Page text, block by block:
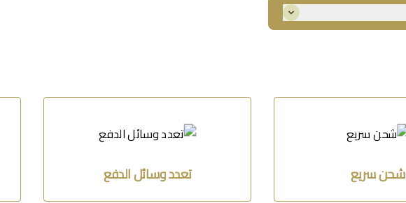
شحن سريع تعدد وسائل الدفع